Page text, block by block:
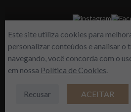
Este site utiliza cookies para
personalizar conteúdos e analisar o
navegando, você concorda com o
em nossa Política de Cookies.
Recusar ACEITAR
instagram
WORLD FREE - Max Comercio de Perfumes